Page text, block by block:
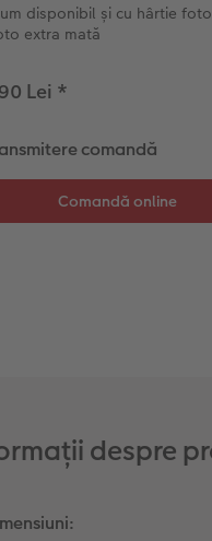
Set fotografii
Fotosticker
Instant Foto
Sticker instant
Fotografie pe lemn
Decorațiuni de perete
Colaje foto
Bandă foto
Calendare foto
CEWE FOTOCARTE Kids
Absolvire
disponibil și cu hârtie
extra mată
Lei *
comandă
despre